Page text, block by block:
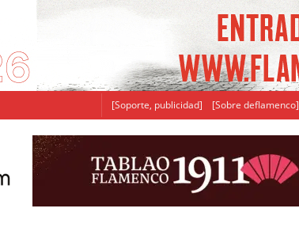
[Soporte, publicidad] [Sobre deflamenco]